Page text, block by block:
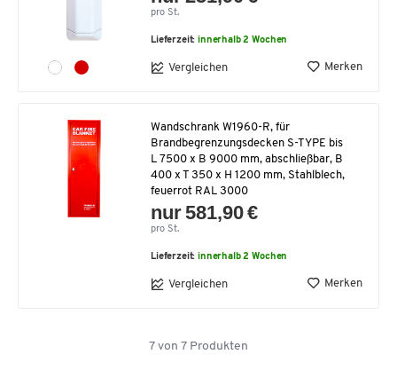
pro St.
Lieferzeit:innerhalb 2 Wochen
Vergleichen Merken
Wandschrank W1960-R, für
Brandbegrenzungsdecken S-TYPE bis
L 7500 x B 9000 mm, abschließbar, B
400 x T 350 x H 1200 mm, Stahlblech,
feuerrot RAL 3000
nur 581,90 €
pro St.
Lieferzeit:innerhalb 2 Wochen
Vergleichen Merken
7 von 7 Produkten